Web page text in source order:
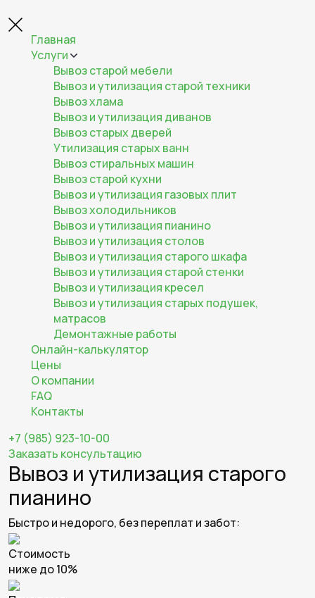
Главная
Услуги
Вывоз старой мебели
Вывоз и утилизация старой техники
Вывоз хлама
Вывоз и утилизация диванов
Вывоз старых дверей
Утилизация старых ванн
Вывоз стиральных машин
Вывоз старой кухни
Вывоз и утилизация газовых плит
Вывоз холодильников
Вывоз и утилизация пианино
Вывоз и утилизация столов
Вывоз и утилизация старого шкафа
Вывоз и утилизация старой стенки
Вывоз и утилизация кресел
Вывоз и утилизация старых подушек,
матрасов
Демонтажные работы
Онлайн-калькулятор
Цены
О компании
FAQ
Контакты
+7 (985) 923-10-00
Заказать консультацию
Вывоз и утилизация старого
пианино
Быстро и недорого, без переплат и забот:
Стоимость
ниже до 10%